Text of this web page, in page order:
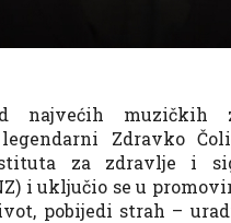
najvećih muzičkih
legendarni Zdravko
za zdravlje i
i uključio se u
pobijedi strah –